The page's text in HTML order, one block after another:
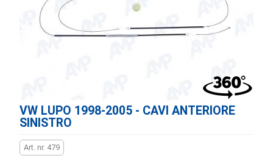
VW LUPO 1998-2005 - CAVI ANTERIORE
SINISTRO
Art. nr. 479